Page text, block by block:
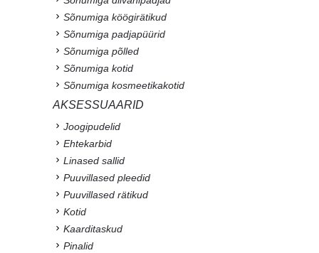
Sõnumiga köögirätikud
Sõnumiga padjapüürid
Sõnumiga põlled
Sõnumiga kotid
Sõnumiga kosmeetikakotid
AKSESSUAARID
Joogipudelid
Ehtekarbid
Linased sallid
Puuvillased pleedid
Puuvillased rätikud
Kotid
Kaarditaskud
Pinalid